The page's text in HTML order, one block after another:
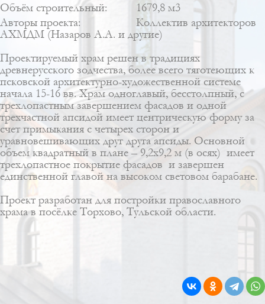
Объём строительный:
1679,8 м3
Авторы проекта:
Коллектив архитекторов
АХМДМ (Назаров А.А. и другие)
Проектируемый храм решен в традициях
древнерусского зодчества, более всего тяготеющих к
псковской архитектурно-художественной системе
начала 15-16 вв. Храм одноглавый, бесстолпный, с
трехлопастным завершением фасадов и одной
трехчастной апсидой имеет центрическую форму за
счет примыкания с четырех сторон и
уравновешивающих друг друга апсиды. Основной
объем квадратный в плане – 9,2х9,2 м (в осях) имеет
трехлопастное покрытие фасадов и завершен
единственной главой на высоком световом барабане.
Проект разработан для постройки православного
храма в посёлке Торхово, Тульской области.